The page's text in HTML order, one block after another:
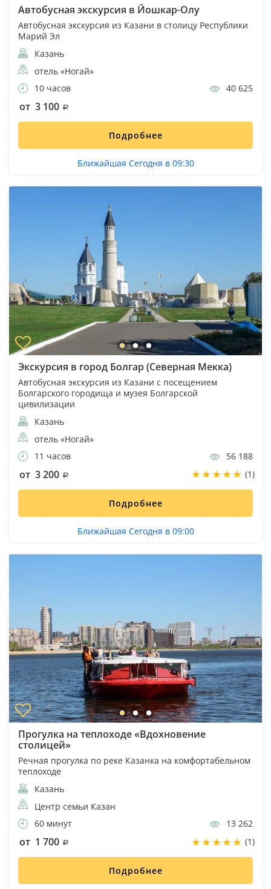
Автобусная экскурсия в Йошкар-Олу
Автобусная экскурсия из Казани в столицу Республики
Марий Эл
Казань
отель «Ногай»
10 часов
40 625
от 3 100
Подробнее
Ближайшая Сегодня в 09:30
Экскурсия в город Болгар (Северная Мекка)
Автобусная экскурсия из Казани с посещением
Болгарского городища и музея Болгарской
цивилизации
Казань
отель «Ногай»
11 часов
56 188
от 3 200 (1)
Подробнее
Ближайшая Сегодня в 09:00
Прогулка на теплоходе «Вдохновение
столицей»
Речная прогулка по реке Казанка на комфортабельном
теплоходе
Казань
Центр семьи Казан
60 минут
13 262
от 1 700 (1)
Подробнее